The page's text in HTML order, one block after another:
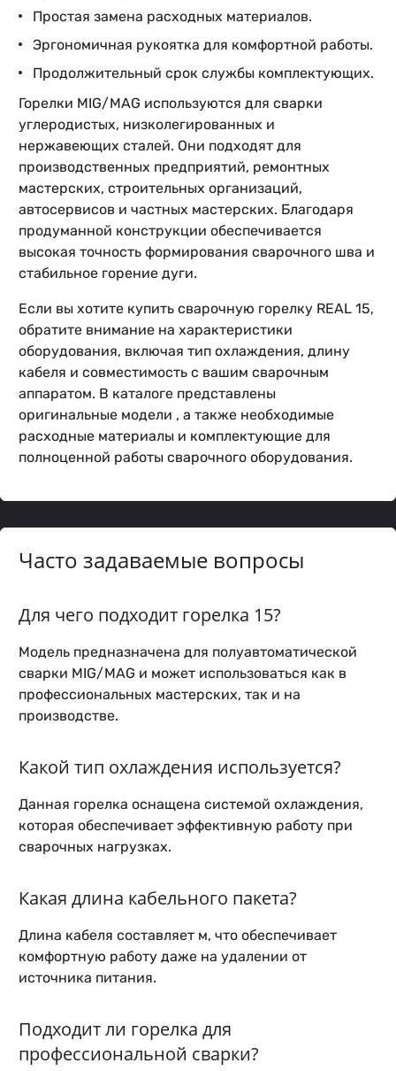
Простая замена расходных материалов.
Эргономичная рукоятка для комфортной работы.
Продолжительный срок службы комплектующих.
Горелки MIG/MAG используются для сварки
углеродистых, низколегированных и
нержавеющих сталей. Они подходят для
производственных предприятий, ремонтных
мастерских, строительных организаций,
автосервисов и частных мастерских. Благодаря
продуманной конструкции обеспечивается
высокая точность формирования сварочного шва и
стабильное горение дуги.
Если вы хотите купить сварочную горелку REAL 15,
обратите внимание на характеристики
оборудования, включая тип охлаждения, длину
кабеля и совместимость с вашим сварочным
аппаратом. В каталоге представлены
оригинальные модели , а также необходимые
расходные материалы и комплектующие для
полноценной работы сварочного оборудования.
Часто задаваемые вопросы
Для чего подходит горелка 15?
Модель предназначена для полуавтоматической
сварки MIG/MAG и может использоваться как в
профессиональных мастерских, так и на
производстве.
Какой тип охлаждения используется?
Данная горелка оснащена системой охлаждения,
которая обеспечивает эффективную работу при
сварочных нагрузках.
Какая длина кабельного пакета?
Длина кабеля составляет м, что обеспечивает
комфортную работу даже на удалении от
источника питания.
Подходит ли горелка для
профессиональной сварки?